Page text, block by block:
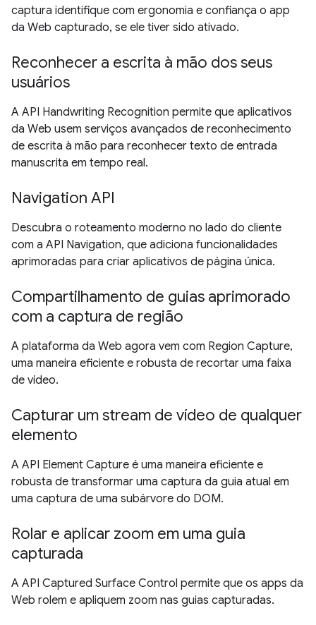
captura identifique com ergonomia e confiança o app
da Web capturado, se ele tiver sido ativado.
Reconhecer a escrita à mão dos seus
usuários
A API Handwriting Recognition permite que aplicativos
da Web usem serviços avançados de reconhecimento
de escrita à mão para reconhecer texto de entrada
manuscrita em tempo real.
Navigation API
Descubra o roteamento moderno no lado do cliente
com a API Navigation, que adiciona funcionalidades
aprimoradas para criar aplicativos de página única.
Compartilhamento de guias aprimorado
com a captura de região
A plataforma da Web agora vem com Region Capture,
uma maneira eficiente e robusta de recortar uma faixa
de vídeo.
Capturar um stream de vídeo de qualquer
elemento
A API Element Capture é uma maneira eficiente e
robusta de transformar uma captura da guia atual em
uma captura de uma subárvore do DOM.
Rolar e aplicar zoom em uma guia
capturada
A API Captured Surface Control permite que os apps da
Web rolem e apliquem zoom nas guias capturadas.